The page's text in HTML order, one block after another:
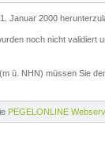
Januar 2000
noch nicht validiert
ü. NHN) müssen Sie
PEGELONLINE